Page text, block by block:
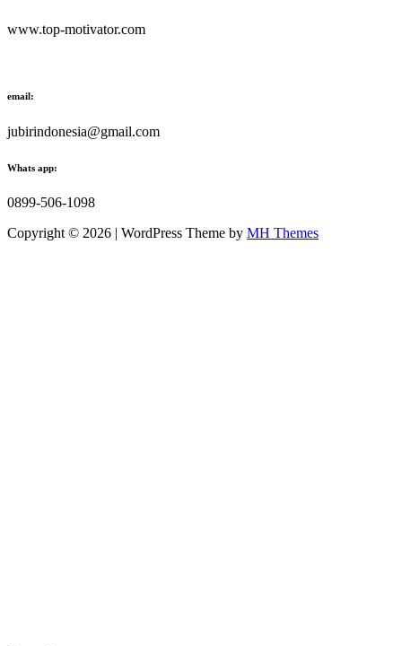
www.top-motivator.com
email:
jubirindonesia@gmail.com
Whats app:
0899-506-1098
Copyright © 2026 | WordPress Theme by MH Themes